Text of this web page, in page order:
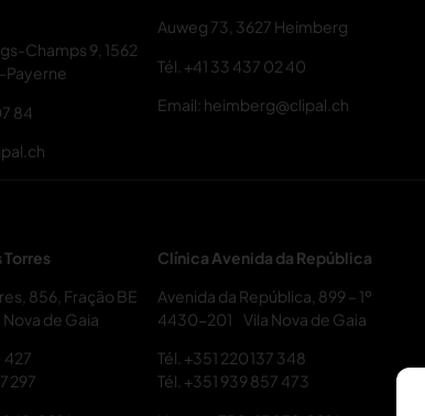
Champs 9, 1562
84
Auweg 73, 3627 Heimberg
Tél. +41 33 437 02 40
Email: heimberg@clipal.ch
Torres
856, Fração BE
de Gaia
427
297
Clínica Avenida da República
Avenida da República, 899 – 1º
4430-201 Vila Nova de Gaia
Tél. +351 220 137 348
Tél. +351 939 857 473